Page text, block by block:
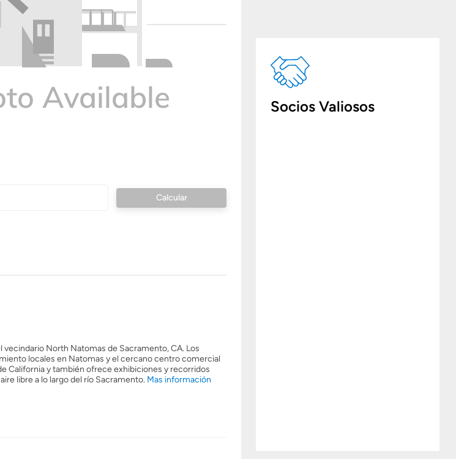
Socios Valiosos
North Natomas de Sacramento, CA. Los
locales en Natomas y el cercano centro comercial
California y también ofrece exhibiciones y recorridos
libre a lo largo del río Sacramento. Mas información